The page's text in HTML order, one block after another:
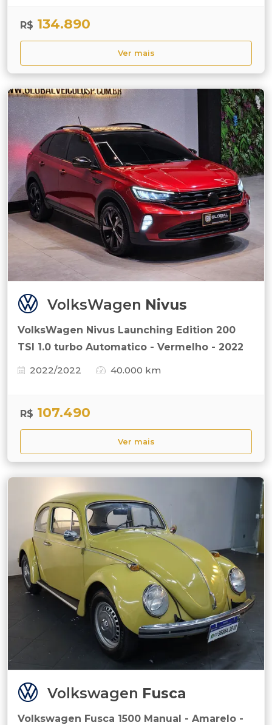
R$ 134.890
Ver mais
VolksWagen Nivus
VolksWagen Nivus Launching Edition 200
TSI 1.0 turbo Automatico - Vermelho - 2022
2022/2022
40.000 km
R$ 107.490
Ver mais
Volkswagen Fusca
Volkswagen Fusca 1500 Manual - Amarelo -